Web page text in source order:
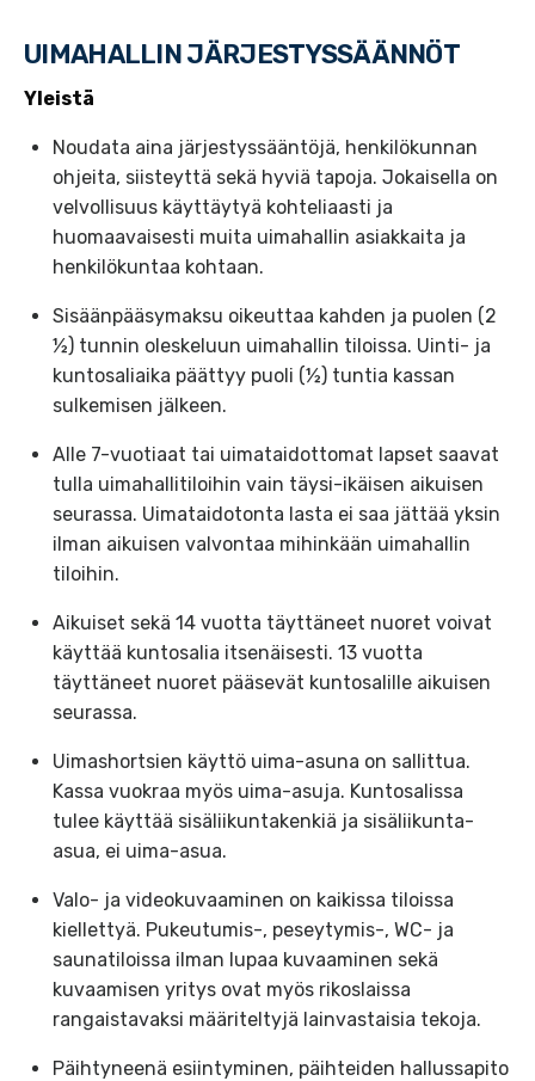
UIMAHALLIN JÄRJESTYSSÄÄNNÖT
Yleistä
Noudata aina järjestyssääntöjä, henkilökunnan
ohjeita, siisteyttä sekä hyviä tapoja. Jokaisella on
velvollisuus käyttäytyä kohteliaasti ja
huomaavaisesti muita uimahallin asiakkaita ja
henkilökuntaa kohtaan.
Sisäänpääsymaksu oikeuttaa kahden ja puolen (2
½) tunnin oleskeluun uimahallin tiloissa. Uinti- ja
kuntosaliaika päättyy puoli (½) tuntia kassan
sulkemisen jälkeen.
Alle 7-vuotiaat tai uimataidottomat lapset saavat
tulla uimahallitiloihin vain täysi-ikäisen aikuisen
seurassa. Uimataidotonta lasta ei saa jättää yksin
ilman aikuisen valvontaa mihinkään uimahallin
tiloihin.
Aikuiset sekä 14 vuotta täyttäneet nuoret voivat
käyttää kuntosalia itsenäisesti. 13 vuotta
täyttäneet nuoret pääsevät kuntosalille aikuisen
seurassa.
Uimashortsien käyttö uima-asuna on sallittua.
Kassa vuokraa myös uima-asuja. Kuntosalissa
tulee käyttää sisäliikuntakenkiä ja sisäliikunta-
asua, ei uima-asua.
Valo- ja videokuvaaminen on kaikissa tiloissa
kiellettyä. Pukeutumis-, peseytymis-, WC- ja
saunatiloissa ilman lupaa kuvaaminen sekä
kuvaamisen yritys ovat myös rikoslaissa
rangaistavaksi määriteltyjä lainvastaisia tekoja.
Päihtyneenä esiintyminen, päihteiden hallussapito